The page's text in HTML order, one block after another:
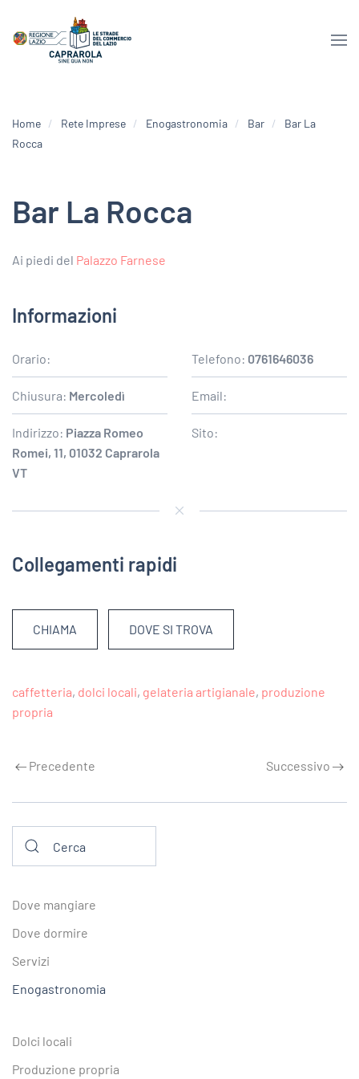
Home Rete Imprese Enogastronomia Bar
Bar La
Rocca
Bar La Rocca
Ai piedi del Palazzo Farnese
Informazioni
Orario:
Chiusura: Mercoledì
Indirizzo: Piazza Romeo
Romei, 11, 01032 Caprarola
VT
Telefono: 0761646036
Email:
Sito:
Collegamenti rapidi
CHIAMA DOVE SI TROVA
caffetteria, dolci locali, gelateria artigianale, produzione
propria
Precedente Successivo
Dove mangiare
Dove dormire
Servizi
Enogastronomia
Dolci locali
Produzione propria